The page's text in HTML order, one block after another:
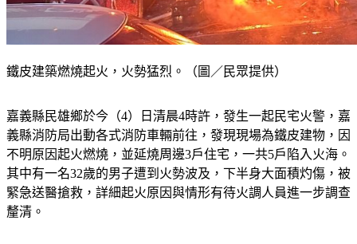
鐵皮建築燃燒起火，火勢猛烈。（圖／民眾提供）
嘉義縣民雄鄉於今（4）日清晨4時許，發生一起民宅火警，嘉
義縣消防局出動各式消防車輛前往，發現現場為鐵皮建物，因
不明原因起火燃燒，並延燒周邊3戶住宅，一共5戶陷入火海。
其中有一名32歲的男子遭到火勢波及，下半身大面積灼傷，被
緊急送醫搶救，詳細起火原因與情形有待火調人員進一步調查
釐清。